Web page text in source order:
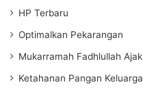
HP Terbaru
Optimalkan Pekarangan
Mukarramah Fadhlullah Ajak
Ketahanan Pangan Keluarga